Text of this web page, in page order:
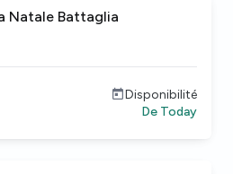
Natale Battaglia
Disponibilité
De Today